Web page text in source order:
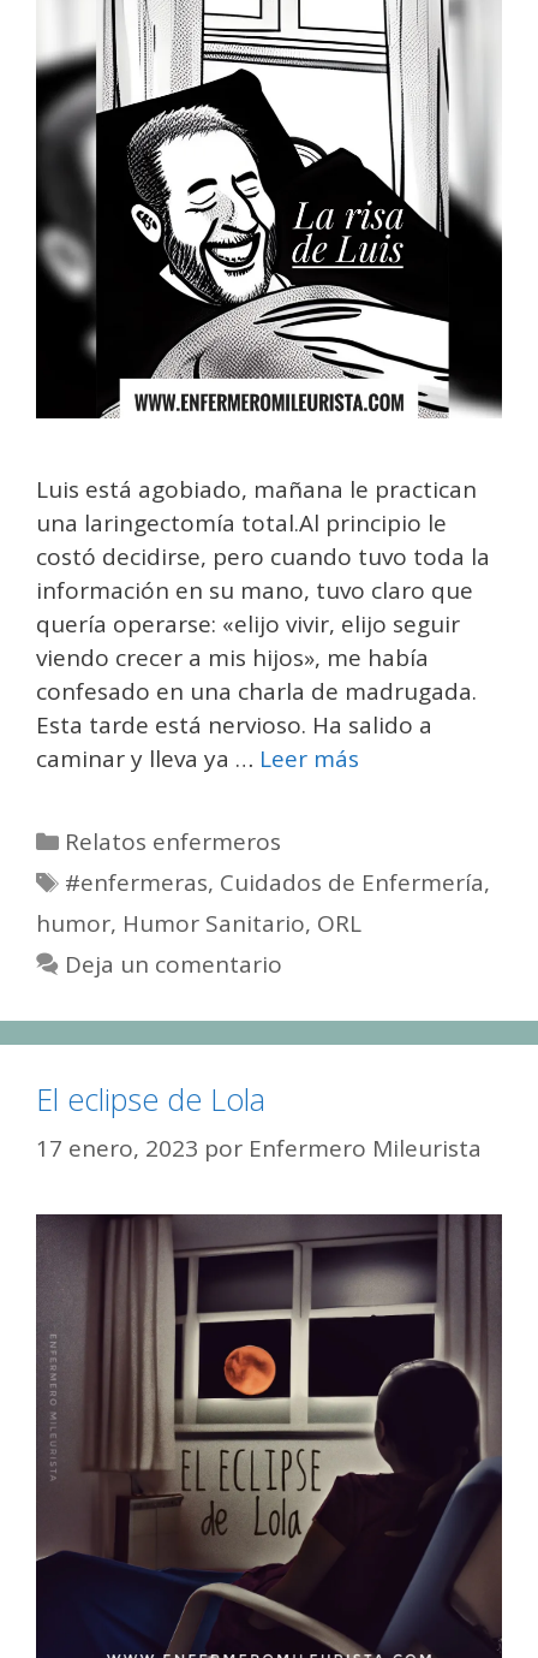
Luis está agobiado, mañana le practican
una laringectomía total.Al principio le
costó decidirse, pero cuando tuvo toda la
información en su mano, tuvo claro que
quería operarse: «elijo vivir, elijo seguir
viendo crecer a mis hijos», me había
confesado en una charla de madrugada.
Esta tarde está nervioso. Ha salido a
caminar y lleva ya … Leer más
Categorías
Relatos enfermeros
Etiquetas
#enfermeras, Cuidados de Enfermería,
humor, Humor Sanitario, ORL
Deja un comentario
El eclipse de Lola
17 enero, 2023 por Enfermero Mileurista